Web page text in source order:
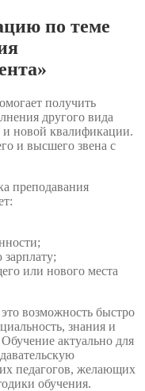
по теме
получить
другого вида
и новой квалификации.
и высшего звена с
преподавания
или нового места
возможность быстро
знания и
актуально для
педагогов, желающих
обучения.